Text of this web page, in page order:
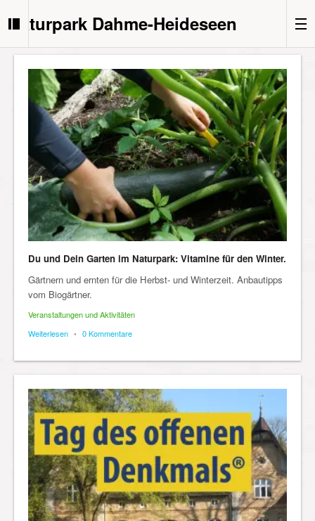
Naturpark Dahme-Heideseen
Du und Dein Garten im Naturpark: Vitamine für den Winter.
Gärtnern und ernten für die Herbst- und Winterzeit. Anbautipps
vom Biogärtner.
Veranstaltungen und Aktivitäten
Weiterlesen • 0 Kommentare